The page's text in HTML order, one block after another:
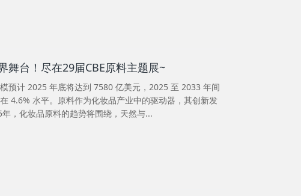
舞台！尽在29届CBE原料主题展~
预计 2025 年底将达到 7580 亿美元，2025 至 2033 年间
4.6% 水平。原料作为化妆品产业中的驱动器，其创新发
，化妆品原料的趋势将围绕，天然与...